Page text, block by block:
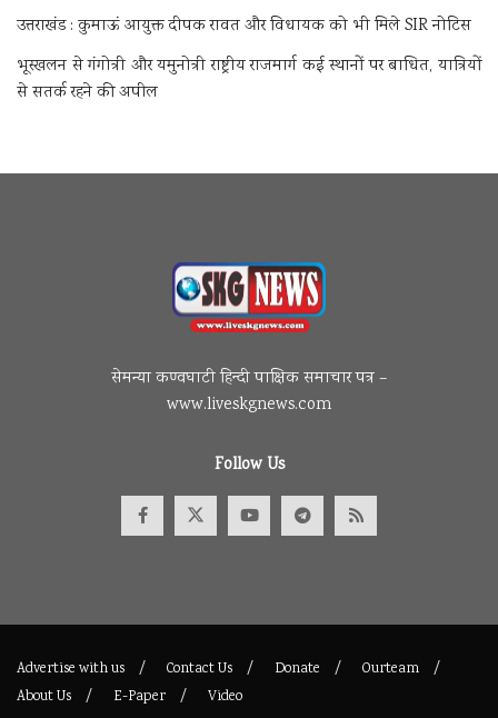
उत्तराखंड : कुमाऊं आयुक्त दीपक रावत और विधायक को भी मिले SIR नोटिस
भूस्खलन से गंगोत्री और यमुनोत्री राष्ट्रीय राजमार्ग कई स्थानों पर बाधित, यात्रियों
से सतर्क रहने की अपील
सेमन्या कण्वघाटी हिन्दी पाक्षिक समाचार पत्र –
www.liveskgnews.com
Follow Us
Advertise with us Contact Us Donate
Ourteam
About Us
E-Paper Video